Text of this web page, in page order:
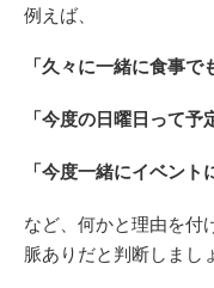
例えば、
「久々に一緒に食事で
「今度の日曜日って予
「今度一緒にイベン
など、何かと理由を付
脈ありだと判断しまし